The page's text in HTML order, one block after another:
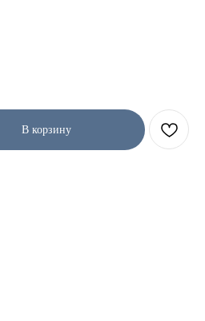
В корзину